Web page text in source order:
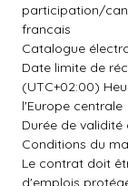
participation/
francais
Catalogue
Date limite de
(UTC+02:00)
l'Europe centrale
Durée de validité
Conditions du
Le contrat doit
d'emplois